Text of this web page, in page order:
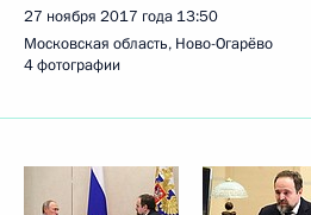
27 ноября 2017 года 13:50
Московская область, Ново-Огарёво
4 фотографии